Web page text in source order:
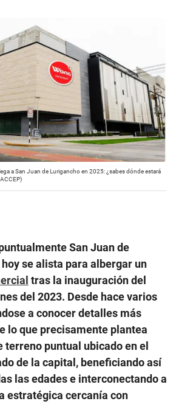
a San Juan de Lurigancho en 2025: ¿sabes dónde estará
San Juan de
se alista para albergar un
tras la inauguración del
del 2023. Desde hace varios
a conocer detalles más
lo que precisamente plantea
terreno puntual ubicado en el
de la capital, beneficiando así
las edades e interconectando a
estratégica cercanía con